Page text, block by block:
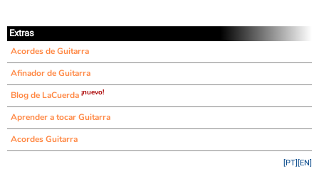
Extras
Acordes de Guitarra
Afinador de Guitarra
Blog de LaCuerda ¡nuevo!
Aprender a tocar Guitarra
Acordes Guitarra
[EN]
[PT]